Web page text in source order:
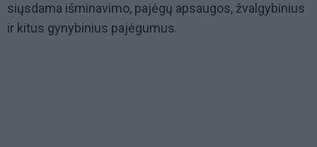
siųsdama išminavimo, pajėgų apsaugos, žvalgybinius
ir kitus gynybinius pajėgumus.